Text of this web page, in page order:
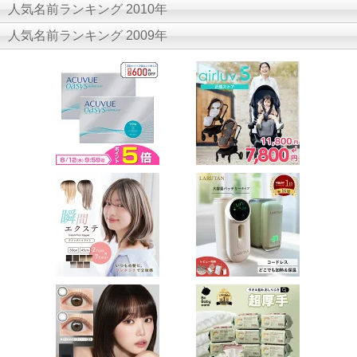
人気名前ランキング 2010年
人気名前ランキング 2009年